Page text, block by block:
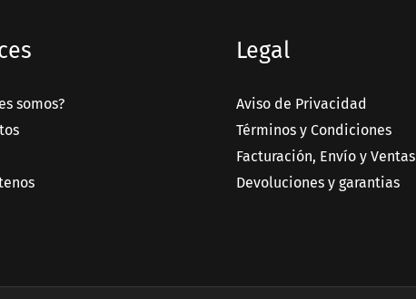
somos?
Legal
Aviso de Privacidad
Términos y Condiciones
Facturación, Envío y Ventas
Devoluciones y garantias